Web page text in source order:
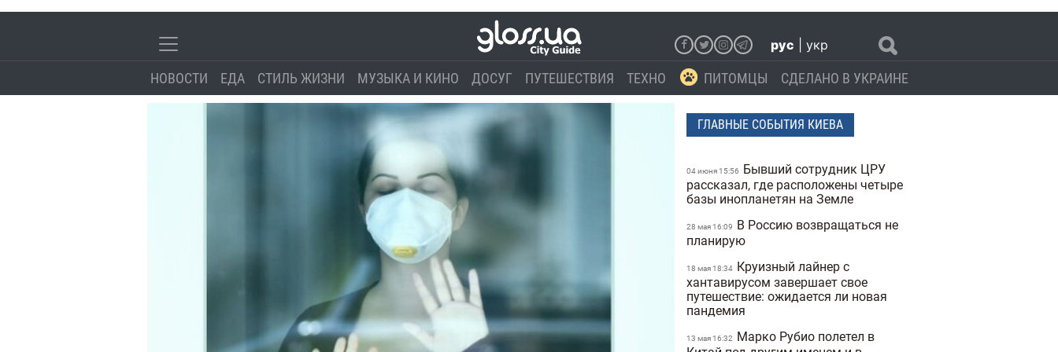
рус укр
НОВОСТИ ЕДА СТИЛЬ ЖИЗНИ МУЗЫКА И КИНО ДОСУГ ПУТЕШЕСТВИЯ ТЕХНО ПИТОМЦЫ СДЕЛАНО В УКРАИНЕ
ГЛАВНЫЕ СОБЫТИЯ КИЕВА
04 июня 15:56
Бывший сотрудник ЦРУ
рассказал, где расположены четыре
базы инопланетян на Земле
28 мая 16:09
В Россию возвращаться не
планирую
18 мая 18:34 Круизный лайнер с
хантавирусом завершает свое
путешествие: ожидается ли новая
пандемия
13 мая 16:32
Марко Рубио полетел в